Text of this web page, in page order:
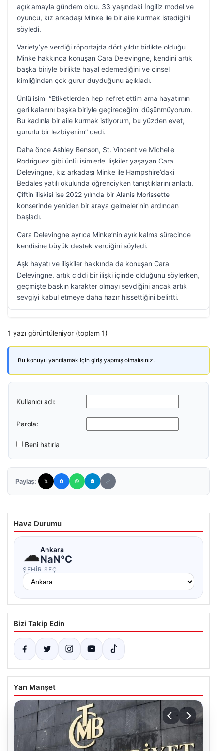
açıklamayla gündem oldu. 33 yaşındaki İngiliz model ve
oyuncu, kız arkadaşı Minke ile bir aile kurmak istediğini
söyledi.
Variety’ye verdiği röportajda dört yıldır birlikte olduğu
Minke hakkında konuşan Cara Delevingne, kendini artık
başka biriyle birlikte hayal edemediğini ve cinsel
kimliğinden çok gurur duyduğunu açıkladı.
Ünlü isim, “Etiketlerden hep nefret ettim ama hayatımın
geri kalanını başka biriyle geçireceğimi düşünmüyorum.
Bu kadınla bir aile kurmak istiyorum, bu yüzden evet,
gururlu bir lezbiyenim” dedi.
Daha önce Ashley Benson, St. Vincent ve Michelle
Rodriguez gibi ünlü isimlerle ilişkiler yaşayan Cara
Delevingne, kız arkadaşı Minke ile Hampshire’daki
Bedales yatılı okulunda öğrenciyken tanıştıklarını anlattı.
Çiftin ilişkisi ise 2022 yılında bir Alanis Morissette
konserinde yeniden bir araya gelmelerinin ardından
başladı.
Cara Delevingne ayrıca Minke’nin ayık kalma sürecinde
kendisine büyük destek verdiğini söyledi.
Aşk hayatı ve ilişkiler hakkında da konuşan Cara
Delevingne, artık ciddi bir ilişki içinde olduğunu söylerken,
geçmişte baskın karakter olmayı sevdiğini ancak artık
sevgiyi kabul etmeye daha hazır hissettiğini belirtti.
1 yazı görüntüleniyor (toplam 1)
Bu konuyu yanıtlamak için giriş yapmış olmalısınız.
Kullanıcı adı:
Parola:
Beni hatırla
Paylaş:
Hava Durumu
☁Ankara
NaN°C
ŞEHIR SEÇ
Bizi Takip Edin
Yan Manşet